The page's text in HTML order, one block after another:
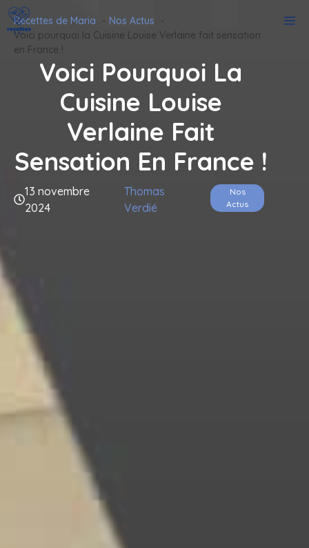
Aller
au
contenu
Recettes de Maria
Nos Actus
Voici pourquoi la Cuisine Louise Verlaine fait sensation
en France !
Voici Pourquoi La
Cuisine Louise
Verlaine Fait
Sensation En France !
13 novembre
2024
Thomas
Verdié
Nos
Actus